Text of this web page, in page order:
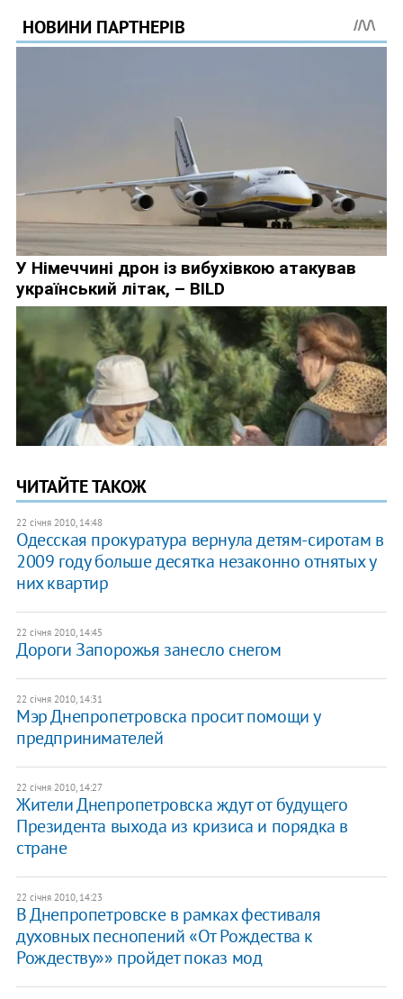
ЧИТАЙТЕ ТАКОЖ
22 січня 2010, 14:48
Одесская прокуратура вернула детям-сиротам в
2009 году больше десятка незаконно отнятых у
них квартир
22 січня 2010, 14:45
Дороги Запорожья занесло снегом
22 січня 2010, 14:31
Мэр Днепропетровска просит помощи у
предпринимателей
22 січня 2010, 14:27
Жители Днепропетровска ждут от будущего
Президента выхода из кризиса и порядка в
стране
22 січня 2010, 14:23
В Днепропетровске в рамках фестиваля
духовных песнопений «От Рождества к
Рождеству»» пройдет показ мод